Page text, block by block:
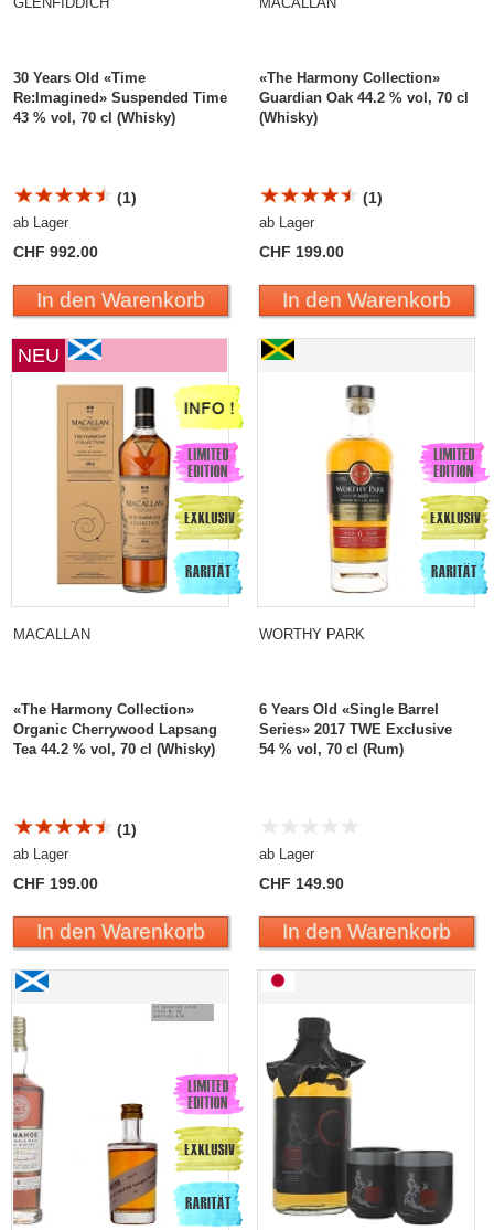
30 Years Old «Time
Re:Imagined» Suspended Time
43 % vol, 70 cl (Whisky)
(1)
ab Lager
CHF 992.00
In den Warenkorb
«The Harmony Collection»
Guardian Oak 44.2 % vol, 70 cl
(Whisky)
(1)
ab Lager
CHF 199.00
In den Warenkorb
NEU
MACALLAN
«The Harmony Collection»
Organic Cherrywood Lapsang
Tea 44.2 % vol, 70 cl (Whisky)
(1)
ab Lager
CHF 199.00
In den Warenkorb
WORTHY PARK
6 Years Old «Single Barrel
Series» 2017 TWE Exclusive
54 % vol, 70 cl (Rum)
ab Lager
CHF 149.90
In den Warenkorb